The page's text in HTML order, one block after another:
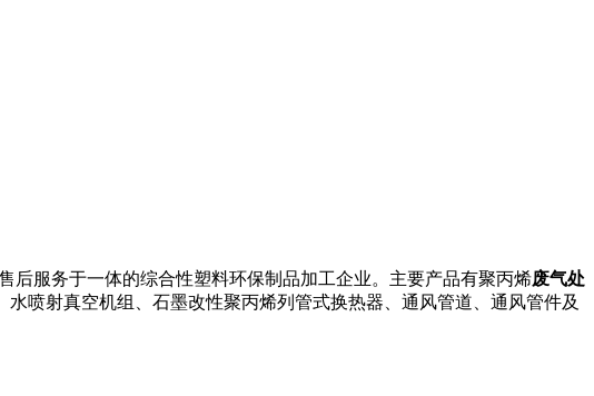
后服务于一体的综合性塑料环保制品加工企业。主要产品有聚丙烯废气处
喷射真空机组、石墨改性聚丙烯列管式换热器、通风管道、通风管件及